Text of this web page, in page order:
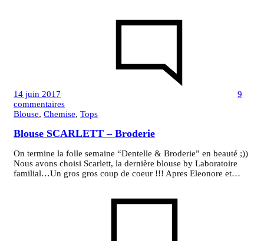
14 juin 2017
9
commentairessur
BLOUSE
AM
Blouse, Chemise, Tops
Blouse SCARLETT – Broderie
On termine la folle semaine “Dentelle & Broderie” en beauté ;))
Nous avons choisi Scarlett, la dernière blouse by Laboratoire
familial…Un gros gros coup de coeur !!! Apres Eleonore et…